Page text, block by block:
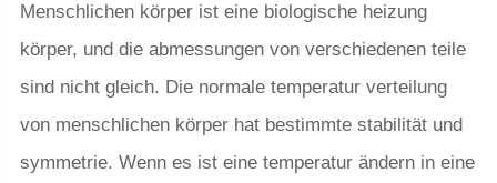
Menschlichen körper ist eine biologische heizung
körper, und die abmessungen von verschiedenen teile
sind nicht gleich. Die normale temperatur verteilung
von menschlichen körper hat bestimmte stabilität und
symmetrie. Wenn es ist eine temperatur ändern in eine